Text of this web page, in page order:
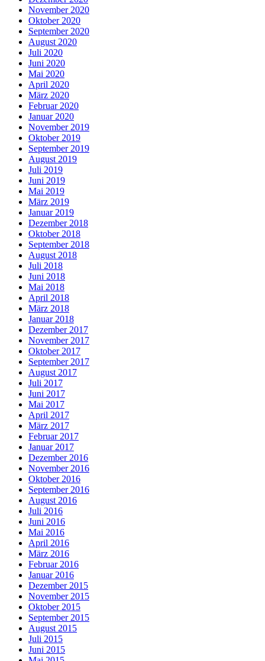
November 2020
Oktober 2020
September 2020
August 2020
Juli 2020
Juni 2020
Mai 2020
April 2020
März 2020
Februar 2020
Januar 2020
November 2019
Oktober 2019
September 2019
August 2019
Juli 2019
Juni 2019
Mai 2019
März 2019
Januar 2019
Dezember 2018
Oktober 2018
September 2018
August 2018
Juli 2018
Juni 2018
Mai 2018
April 2018
März 2018
Januar 2018
Dezember 2017
November 2017
Oktober 2017
September 2017
August 2017
Juli 2017
Juni 2017
Mai 2017
April 2017
März 2017
Februar 2017
Januar 2017
Dezember 2016
November 2016
Oktober 2016
September 2016
August 2016
Juli 2016
Juni 2016
Mai 2016
April 2016
März 2016
Februar 2016
Januar 2016
Dezember 2015
November 2015
Oktober 2015
September 2015
August 2015
Juli 2015
Juni 2015